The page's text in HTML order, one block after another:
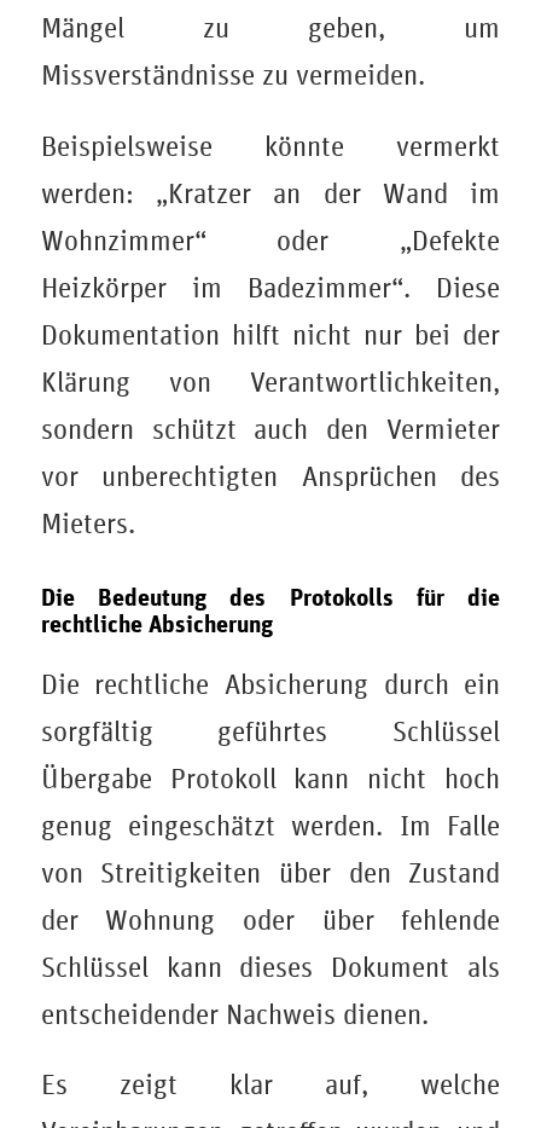
Mängel zu geben, um
Missverständnisse zu vermeiden.
Beispielsweise könnte vermerkt
werden: „Kratzer an der Wand im
Wohnzimmer“ oder „Defekte
Heizkörper im Badezimmer“. Diese
Dokumentation hilft nicht nur bei der
Klärung von Verantwortlichkeiten,
sondern schützt auch den Vermieter
vor unberechtigten Ansprüchen des
Mieters.
Die Bedeutung des Protokolls für die
rechtliche Absicherung
Die rechtliche Absicherung durch ein
sorgfältig geführtes Schlüssel
Übergabe Protokoll kann nicht hoch
genug eingeschätzt werden. Im Falle
von Streitigkeiten über den Zustand
der Wohnung oder über fehlende
Schlüssel kann dieses Dokument als
entscheidender Nachweis dienen.
Es zeigt klar auf, welche